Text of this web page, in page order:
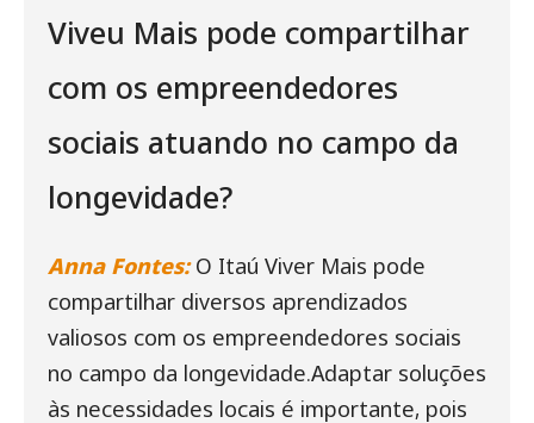
Viveu Mais pode compartilhar
com os empreendedores
sociais atuando no campo da
longevidade?
Anna Fontes:O Itaú Viver Mais pode
compartilhar diversos aprendizados
valiosos com os empreendedores sociais
no campo da longevidade.Adaptar soluções
às necessidades locais é importante, pois